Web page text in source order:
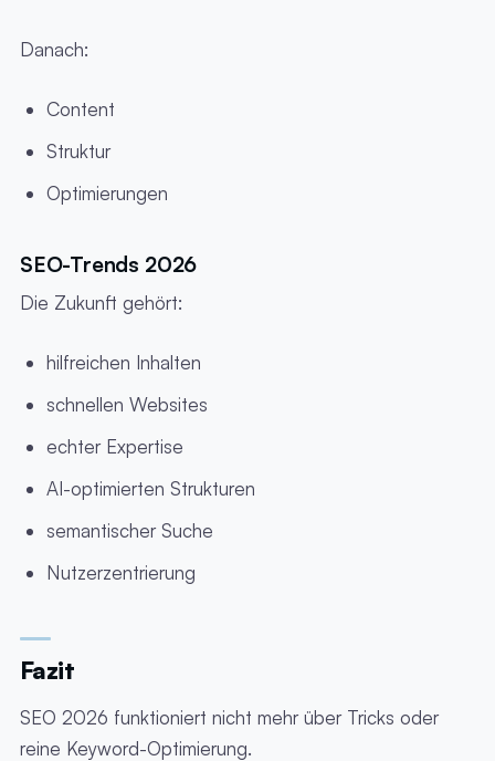
Danach:
Content
Struktur
Optimierungen
SEO-Trends 2026
Die Zukunft gehört:
hilfreichen Inhalten
schnellen Websites
echter Expertise
AI-optimierten Strukturen
semantischer Suche
Nutzerzentrierung
Fazit
SEO 2026 funktioniert nicht mehr über Tricks oder
reine Keyword-Optimierung.